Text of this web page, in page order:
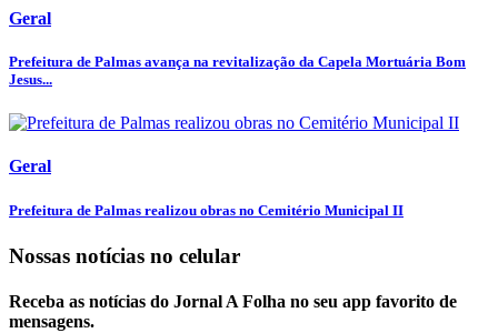
Geral
Prefeitura de Palmas avança na revitalização da Capela Mortuária Bom
Jesus...
Geral
Prefeitura de Palmas realizou obras no Cemitério Municipal II
Nossas notícias no celular
Receba as notícias do Jornal A Folha no seu app favorito de
mensagens.